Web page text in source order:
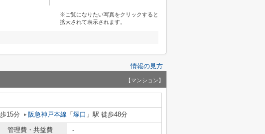
※ご覧になりたい写真をクリックすると
拡大されて表示されます。
情報の見方
【マンション】
15分 阪急神戸本線 「 塚口 」駅 徒歩48分
管理費・共益費
-